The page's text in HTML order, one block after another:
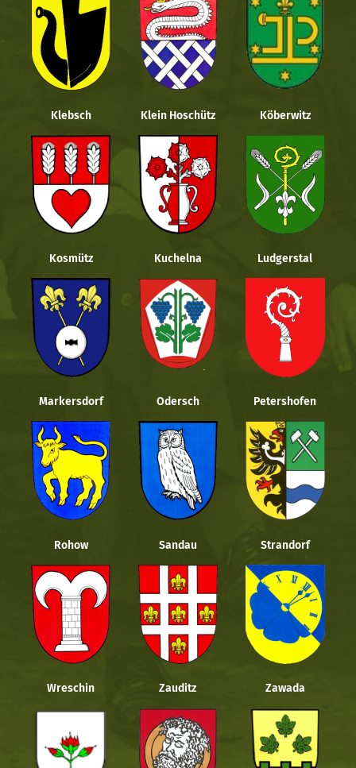
Klebsch Klein Hoschütz Köberwitz
Kosmütz Kuchelna Ludgerstal
Markersdorf Odersch Petershofen
Rohow Sandau Strandorf
Wreschin Zauditz Zawada